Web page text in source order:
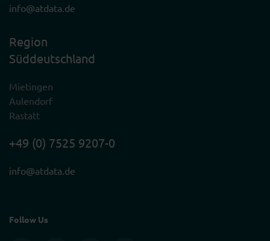
info@atdata.de
Region
Süddeutschland
Mietingen
Aulendorf
Rastatt
+49 (0) 7525 9207-0
info@atdata.de
Follow Us